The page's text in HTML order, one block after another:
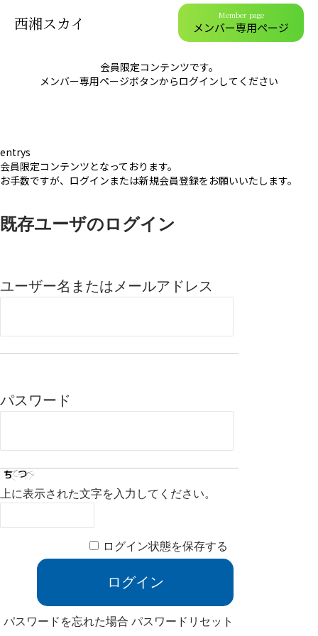
西湘スカイ Member page
メンバー専用ページ
会員限定コンテンツです。
メンバー専用ページボタンからログインしてください
entrys
会員限定コンテンツとなっております。
お手数ですが、ログインまたは新規会員登録をお願いいたします。
既存ユーザのログイン
ユーザー名またはメールアドレス
パスワード
上に表示された文字を入力してください。
ログイン状態を保存する
パスワードを忘れた場合パスワードリセット